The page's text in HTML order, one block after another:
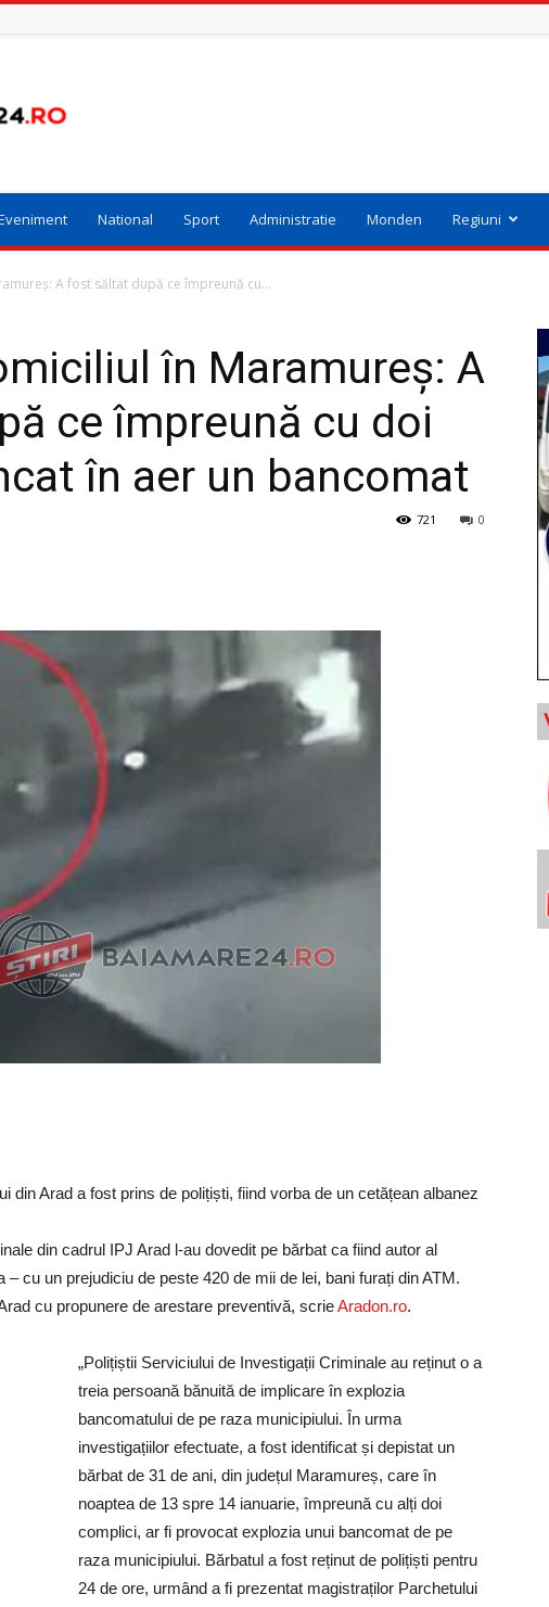
National Sport Administratie Monden Regiuni
A fost săltat după ce împreună cu...
în Maramureș: A
ce împreună cu doi
în aer un bancomat
0
721
din Arad a fost prins de polițiști, fiind vorba de un cetățean albanez
din cadrul IPJ Arad l-au dovedit pe bărbat ca fiind autor al
cu un prejudiciu de peste 420 de mii de lei, bani furați din ATM.
cu propunere de arestare preventivă, scrieAradon.ro.
„Polițiștii Serviciului de Investigații Criminale au reținut o a
treia persoană bănuită de implicare în explozia
bancomatului de pe raza municipiului. În urma
investigațiilor efectuate, a fost identificat și depistat un
bărbat de 31 de ani, din județul Maramureș, care în
noaptea de 13 spre 14 ianuarie, împreună cu alți doi
complici, ar fi provocat explozia unui bancomat de pe
raza municipiului. Bărbatul a fost reținut de polițiști pentru
24 de ore, urmând a fi prezentat magistraților Parchetului